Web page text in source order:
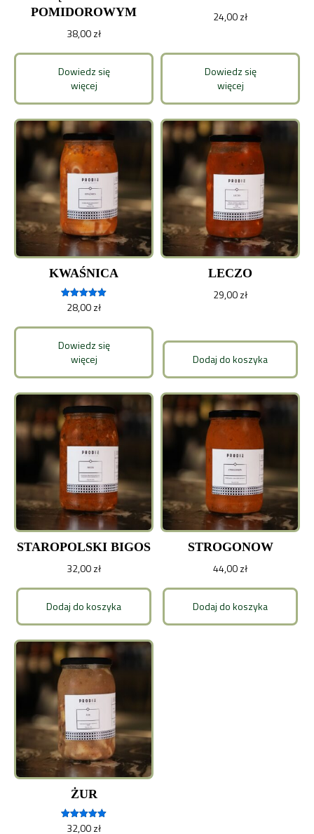
POMIDOROWYM
38,00zł
Dowiedz się
więcej
24,00zł
Dowiedz się
więcej
KWAŚNICA
Oceniono
5.00
28,00zł
Dowiedz się
więcej
LECZO
29,00zł
Dodaj do koszyka
STAROPOLSKI BIGOS
32,00zł
Dodaj do koszyka
STROGONOW
44,00zł
Dodaj do koszyka
ŻUR
Oceniono
32,00zł